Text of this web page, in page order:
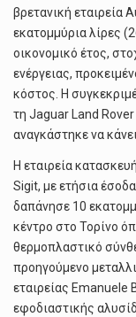
βρετανική εταιρεία
εκατομμύρια λίρες
οικονομικό έτος,
ενέργειας,
κόστος. Η
τη Jaguar Land
αναγκάστηκε να
Η εταιρεία
Sigit, με ετήσια
δαπάνησε 10
κέντρο στο Τορίνο
θερμοπλαστικό
προηγούμενο
εταιρείας Emanuele
εφοδιαστικής